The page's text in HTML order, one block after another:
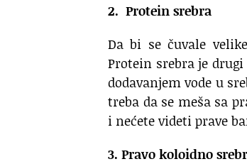
2. Protein srebra
Da bi se čuvale
Protein srebra je
dodavanjem vode u
treba da se meša sa
i nećete videti prave
3. Pravo koloidno